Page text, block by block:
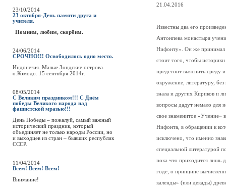
23/10/2014
23 октября-День памяти друга и
учителя.
Помним, любим, скорбим.
24/06/2014
СРОЧНО!!! Освободилось одно место.
Индонезия. Малые Зондские острова.
о.Комодо. 15 сентября 2014г.
08/05/2014
С Великим праздником!!! С Днём
победы Великого народа над
фашистской мразью!!!
День Победы – пожалуй, самый важный
исторический праздник, который
объединяет не только народы России, но
и выходцев из стран – бывших республик
СССР.
11/04/2014
Всем! Всем! Всем!
Внимание!
21.04.2016
Известны два его
Антонпева монастыря
Нифонту». Он же принимал
стоит того, чтобы
предстоит выяснить среду
окружение, литературу,
знала и других Кириков и
вопросы дадут немало для
свое знаменитое «Учение»
Нифонта, в обращении к
исключено, что именно
специальной литературой
пока что приходится лишь
годе, о принципе
календы» (или декады)